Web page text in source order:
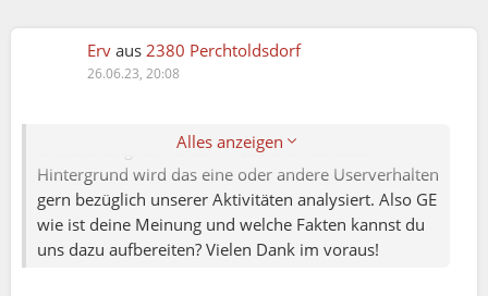
Erv aus 2380 Perchtoldsdorf
26.06.23, 20:08
Alles anzeigen
Wolfgang:
Ich möchte sagen Eva, deine Fragestellung ist für eine
eine Stellungnahme sehr freuen. Ich schätze im
Hintergrund wird das eine oder andere Userverhalten
gern bezüglich unserer Aktivitäten analysiert. Also GE
wie ist deine Meinung und welche Fakten kannst du
uns dazu aufbereiten? Vielen Dank im voraus!